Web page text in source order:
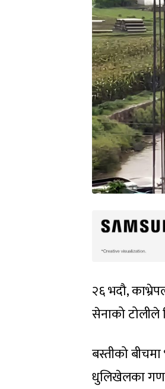
२६ भदौ,
सेनाको टोलीले
बस्तीको
धुलिखेलका